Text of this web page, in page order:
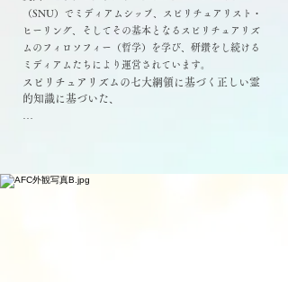
（SNU）でミディアムシップ、スピリチュアリスト・
ヒーリング、そしてその基本となるスピリチュアリズ
ムのフィロソフィー（哲学）を学び、研鑽をし続ける
ミディアムたちにより運営されています。
スピリチュアリズムの七大綱領に基づく正しい霊
的知識に基づいた、
スピリチュアリスト・ヒーリング・サービス